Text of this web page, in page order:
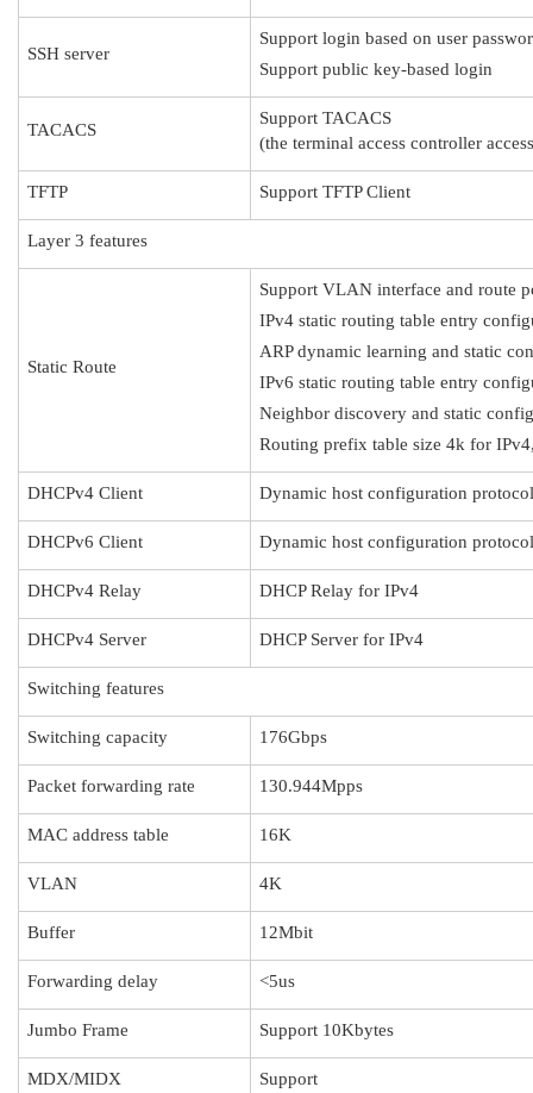
SSH server
Support login based on user
Support public key-based login
TACACS
Support TACACS
(the terminal access controller
TFTP Support TFTP Client
Layer 3 features
Static Route
Support VLAN interface and route
IPv4 static routing table entry
ARP dynamic learning and static
IPv6 static routing table entry
Neighbor discovery and static
Routing prefix table size 4k for
DHCPv4 Client Dynamic host configuration
DHCPv6 Client Dynamic host configuration
DHCPv4 Relay DHCP Relay for IPv4
DHCPv4 Server DHCP Server for IPv4
Switching features
Switching capacity 176Gbps
Packet forwarding rate 130.944Mpps
MAC address table 16K
VLAN 4K
Buffer 12Mbit
Forwarding delay <5us
Jumbo Frame Support 10Kbytes
MDX/MIDX Support